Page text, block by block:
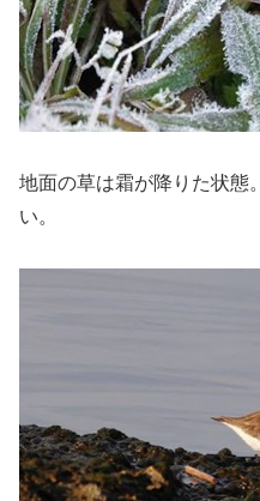
地面の草は霜が降りた状態
い。